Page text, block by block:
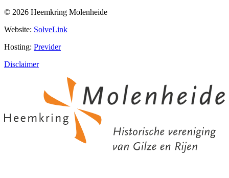
© 2026 Heemkring Molenheide
Website: SolveLink
Hosting: Previder
Disclaimer